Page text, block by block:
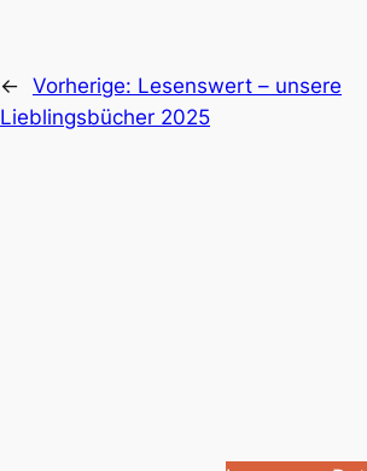
← Vorherige: Lesenswert – unsere
Lieblingsbücher 2025